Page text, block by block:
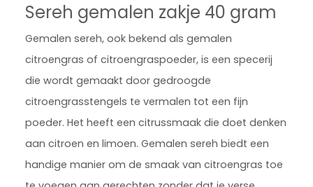
Sereh gemalen zakje 40 gram
Gemalen sereh, ook bekend als gemalen
citroengras of citroengraspoeder, is een specerij
die wordt gemaakt door gedroogde
citroengrasstengels te vermalen tot een fijn
poeder. Het heeft een citrussmaak die doet denken
aan citroen en limoen. Gemalen sereh biedt een
handige manier om de smaak van citroengras toe